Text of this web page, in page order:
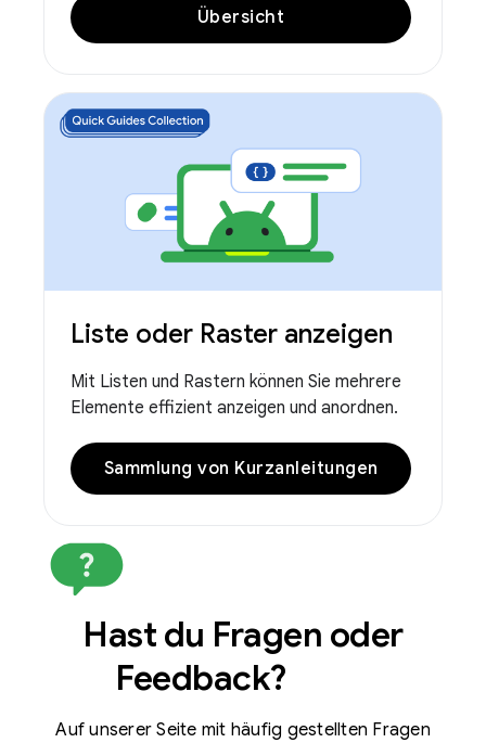
Übersicht
Liste oder Raster anzeigen
Mit Listen und Rastern können Sie mehrere
Elemente effizient anzeigen und anordnen.
Sammlung von Kurzanleitungen
Hast du Fragen oder
Feedback?
Auf unserer Seite mit häufig gestellten Fragen